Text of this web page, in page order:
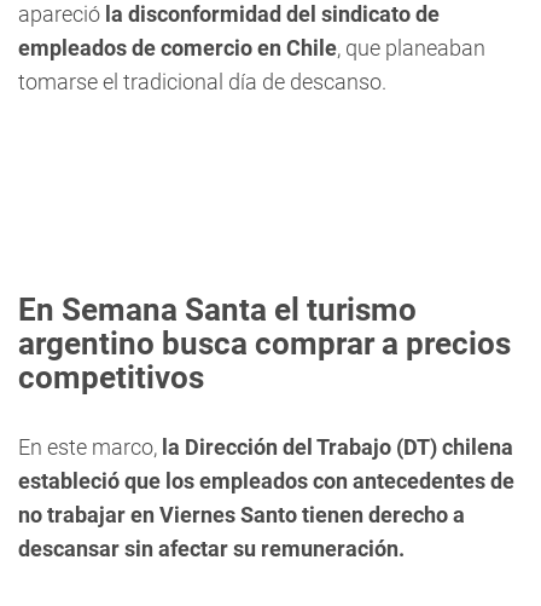
apareció la disconformidad del sindicato de
empleados de comercio en Chile, que planeaban
tomarse el tradicional día de descanso.
En Semana Santa el turismo
argentino busca comprar a precios
competitivos
En este marco, la Dirección del Trabajo (DT) chilena
estableció que los empleados con antecedentes de
no trabajar en Viernes Santo tienen derecho a
descansar sin afectar su remuneración.